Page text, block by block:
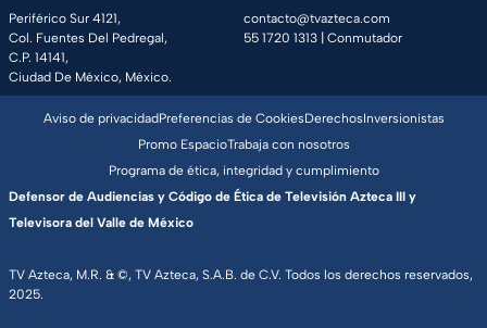
Periférico Sur 4121,
Col. Fuentes Del Pedregal,
C.P. 14141,
Ciudad De México, México.
contacto@tvazteca.com
55 1720 1313 | Conmutador
TV Azteca, M.R. & ©, TV Azteca, S.A.B. de C.V. Todos los derechos reservados,
2025.
Aviso de privacidadPreferencias de CookiesDerechosInversionistas
Promo EspacioTrabaja con nosotros
Programa de ética, integridad y cumplimiento
Defensor de Audiencias y Código de Ética de Televisión Azteca III y
Televisora del Valle de México